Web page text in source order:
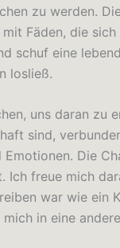
zu werden.
Fäden, die sich
schuf eine
losließ.
uns daran zu
sind,
Emotionen. Die
Ich freue mich
war wie ein
in eine